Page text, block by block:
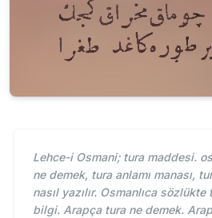
Lehce-i Osmani; tura maddesi.
ne demek, tura anlamı manası,
nasıl yazılır. Osmanlıca sözlükte
bilgi. Arapça tura ne demek.